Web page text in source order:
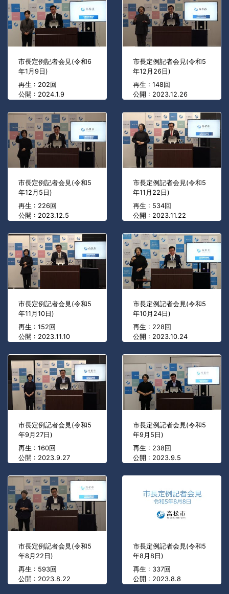
市長定例記者会見(令和6
年1月9日)
再生 : 202回
公開 : 2024.1.9
市長定例記者会見(令和5
年12月26日)
再生 : 148回
公開 : 2023.12.26
市長定例記者会見(令和5
年12月5日)
再生 : 226回
公開 : 2023.12.5
市長定例記者会見(令和5
年11月22日)
再生 : 534回
公開 : 2023.11.22
市長定例記者会見(令和5
年11月10日)
再生 : 152回
公開 : 2023.11.10
市長定例記者会見(令和5
年10月24日)
再生 : 228回
公開 : 2023.10.24
市長定例記者会見(令和5
年9月27日)
再生 : 160回
公開 : 2023.9.27
市長定例記者会見(令和5
年9月5日)
再生 : 238回
公開 : 2023.9.5
市長定例記者会見(令和5
年8月22日)
再生 : 593回
公開 : 2023.8.22
市長定例記者会見(令和5
年8月8日)
再生 : 337回
公開 : 2023.8.8